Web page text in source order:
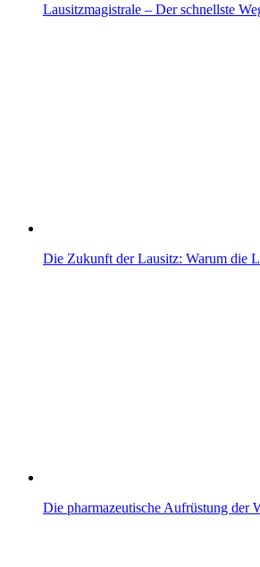
Lausitzmagistrale – Der schnellste
Die Zukunft der Lausitz: Warum die
Die pharmazeutische Aufrüstung der